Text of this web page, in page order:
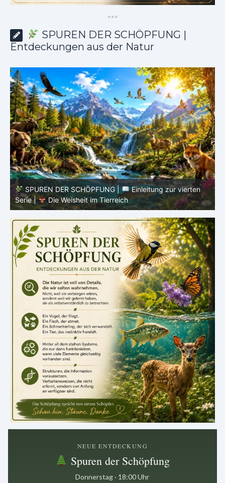
***
SPUREN DER SCHÖPFUNG |
Entdeckungen aus der Natur
SPUREN DER SCHÖPFUNG |
Einleitung zur vierten
Serie |
Die Weisheit im Tierreich
.
NEUE ENTDECKUNG
Spuren der Schöpfung
Donnerstag · 18:00 Uhr